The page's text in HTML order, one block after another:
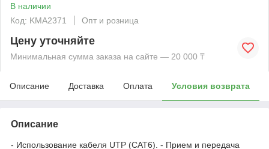
В наличии
Код: KMА2371
Опт и розница
Цену уточняйте
Минимальная сумма заказа на сайте — 20 000 ₸
Описание Доставка Оплата Условия возврата
Описание
- Использование кабеля UTP (CAT6). - Прием и передача